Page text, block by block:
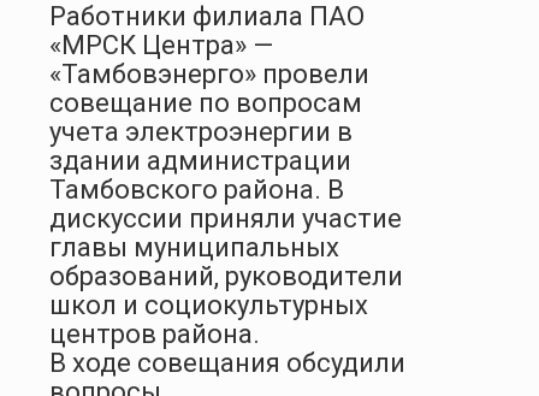
Работники филиала ПАО
«МРСК Центра» —
«Тамбовэнерго» провели
совещание по вопросам
учета электроэнергии в
здании администрации
Тамбовского района. В
дискуссии приняли участие
главы муниципальных
образований, руководители
школ и социокультурных
центров района.
В ходе совещания обсудили